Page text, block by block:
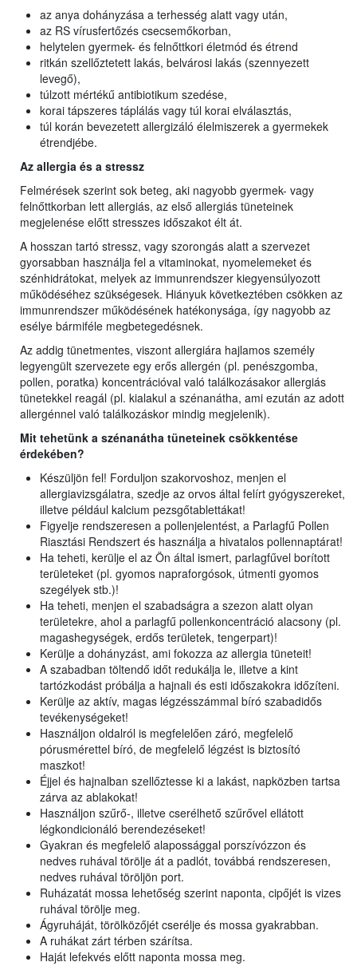
az anya dohányzása a terhesség alatt vagy után,
az RS vírusfertőzés csecsemőkorban,
helytelen gyermek- és felnőttkori életmód és étrend
ritkán szellőztetett lakás, belvárosi lakás (szennyezett
levegő),
túlzott mértékű antibiotikum szedése,
korai tápszeres táplálás vagy túl korai elválasztás,
túl korán bevezetett allergizáló élelmiszerek a gyermekek
étrendjébe.
Az allergia és a stressz
Felmérések szerint sok beteg, aki nagyobb gyermek- vagy
felnőttkorban lett allergiás, az első allergiás tüneteinek
megjelenése előtt stresszes időszakot élt át.
A hosszan tartó stressz, vagy szorongás alatt a szervezet
gyorsabban használja fel a vitaminokat, nyomelemeket és
szénhidrátokat, melyek az immunrendszer kiegyensúlyozott
működéséhez szükségesek. Hiányuk következtében csökken az
immunrendszer működésének hatékonysága, így nagyobb az
esélye bármiféle megbetegedésnek.
Az addig tünetmentes, viszont allergiára hajlamos személy
legyengült szervezete egy erős allergén (pl. penészgomba,
pollen, poratka) koncentrációval való találkozásakor allergiás
tünetekkel reagál (pl. kialakul a szénanátha, ami ezután az adott
allergénnel való találkozáskor mindig megjelenik).
Mit tehetünk a szénanátha tüneteinek csökkentése
érdekében?
Készüljön fel! Forduljon szakorvoshoz, menjen el
allergiavizsgálatra, szedje az orvos által felírt gyógyszereket,
illetve például kalcium pezsgőtablettákat!
Figyelje rendszeresen a pollenjelentést, a Parlagfű Pollen
Riasztási Rendszert és használja a hivatalos pollennaptárat!
Ha teheti, kerülje el az Ön által ismert, parlagfűvel borított
területeket (pl. gyomos napraforgósok, útmenti gyomos
szegélyek stb.)!
Ha teheti, menjen el szabadságra a szezon alatt olyan
területekre, ahol a parlagfű pollenkoncentráció alacsony (pl.
magashegységek, erdős területek, tengerpart)!
Kerülje a dohányzást, ami fokozza az allergia tüneteit!
A szabadban töltendő időt redukálja le, illetve a kint
tartózkodást próbálja a hajnali és esti időszakokra időzíteni.
Kerülje az aktív, magas légzésszámmal bíró szabadidős
tevékenységeket!
Használjon oldalról is megfelelően záró, megfelelő
pórusmérettel bíró, de megfelelő légzést is biztosító
maszkot!
Éjjel és hajnalban szellőztesse ki a lakást, napközben tartsa
zárva az ablakokat!
Használjon szűrő-, illetve cserélhető szűrővel ellátott
légkondicionáló berendezéseket!
Gyakran és megfelelő alapossággal porszívózzon és
nedves ruhával törölje át a padlót, továbbá rendszeresen,
nedves ruhával töröljön port.
Ruházatát mossa lehetőség szerint naponta, cipőjét is vizes
ruhával törölje meg.
Ágyruháját, törölközőjét cserélje és mossa gyakrabban.
A ruhákat zárt térben szárítsa.
Haját lefekvés előtt naponta mossa meg.